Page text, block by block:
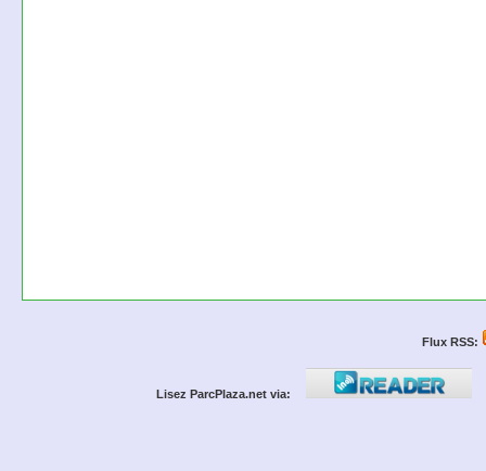
Flux RSS:
Lisez ParcPlaza.net via: